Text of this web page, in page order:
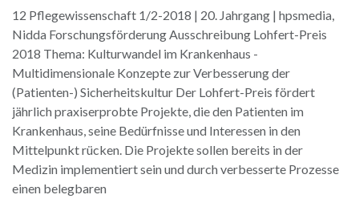
12 Pflegewissenschaft 1/2-2018 | 20. Jahrgang | hpsmedia,
Nidda Forschungsförderung Ausschreibung Lohfert-Preis
2018 Thema: Kulturwandel im Krankenhaus -
Multidimensionale Konzepte zur Verbesserung der
(Patienten-) Sicherheitskultur Der Lohfert-Preis fördert
jährlich praxiserprobte Projekte, die den Patienten im
Krankenhaus, seine Bedürfnisse und Interessen in den
Mittelpunkt rücken. Die Projekte sollen bereits in der
Medizin implementiert sein und durch verbesserte Prozesse
einen belegbaren